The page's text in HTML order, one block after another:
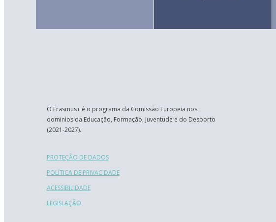
O Erasmus+ é o programa da Comissão Europeia nos
domínios da Educação, Formação, Juventude e do Desporto
(2021-2027).
PROTEÇÃO DE DADOS
POLÍTICA DE PRIVACIDADE
ACESSIBILIDADE
LEGISLAÇÃO